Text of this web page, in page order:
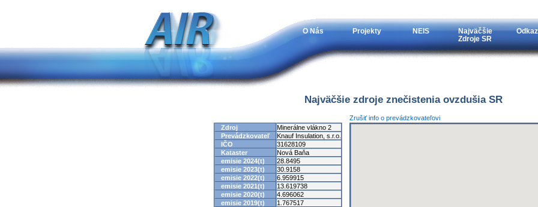
O Nás Projekty NEIS
Najväčšie
Zdroje SR
Najväčšie zdroje znečistenia ovzdušia SR
Zrušiť info o prevádzkovateľovi
Zdroj
Minerálne vlákno 2
Prevádzkovateľ
Knauf Insulation, s.r.o.
IČO
31628109
Kataster
Nová Baňa
emisie 2024(t)
28.8495
emisie 2023(t)
30.9158
emisie 2022(t)
6.959915
emisie 2021(t)
13.619738
emisie 2020(t)
4.696062
emisie 2019(t)
1.767517